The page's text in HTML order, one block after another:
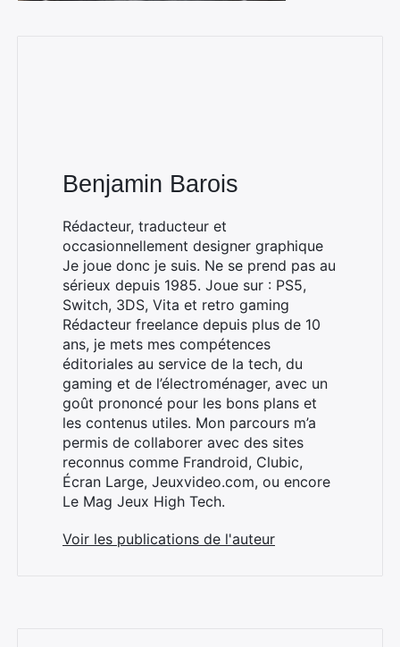
Benjamin Barois
Rédacteur, traducteur et
occasionnellement designer graphique
Je joue donc je suis. Ne se prend pas au
sérieux depuis 1985. Joue sur : PS5,
Switch, 3DS, Vita et retro gaming
Rédacteur freelance depuis plus de 10
ans, je mets mes compétences
éditoriales au service de la tech, du
gaming et de l’électroménager, avec un
goût prononcé pour les bons plans et
les contenus utiles. Mon parcours m’a
permis de collaborer avec des sites
reconnus comme Frandroid, Clubic,
Écran Large, Jeuxvideo.com, ou encore
Le Mag Jeux High Tech.
Voir les publications de l'auteur